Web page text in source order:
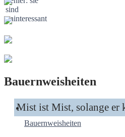
Bauernweisheiten
Mist ist Mist, solange er
Bauernweisheiten